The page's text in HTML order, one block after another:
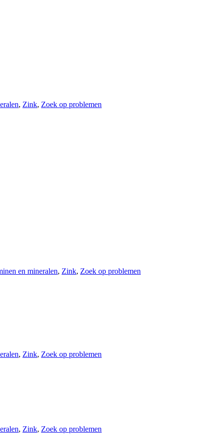
, Zink, Zoek op problemen
en mineralen, Zink, Zoek op problemen
, Zink, Zoek op problemen
, Zink, Zoek op problemen